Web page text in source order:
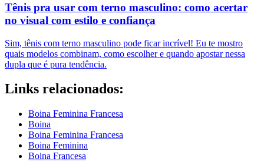
Tênis pra usar com terno masculino: como acertar
no visual com estilo e confiança
Sim, tênis com terno masculino pode ficar incrível! Eu te mostro
quais modelos combinam, como escolher e quando apostar nessa
dupla que é pura tendência.
Links relacionados:
Boina Feminina Francesa
Boina
Boina Feminina Francesa
Boina Feminina
Boina Francesa